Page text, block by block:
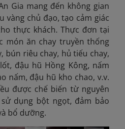
Gia mang đến không gian
vàng chủ đạo, tạo cảm giác
thực khách. Thực đơn tại
món ăn chay truyền thống
bún riêu chay, hủ tiếu chay,
đậu hũ Hồng Kông, nấm
nấm, đậu hũ kho chao, v.v.
được chế biến từ nguyên
dụng bột ngọt, đảm bảo
bổ dưỡng.